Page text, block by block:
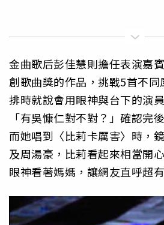
金曲歌后彭佳慧則擔任表演嘉
創歌曲獎的作品，挑戰5首不
排時就說會用眼神與台下的演
「有吳慷仁對不對？」確認完
而她唱到〈比莉卡厲害〉時，
及周湯豪，比莉看起來相當開
眼神看著媽媽，讓網友直呼超